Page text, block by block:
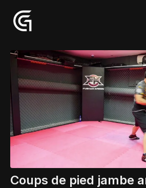
Coups de pied jambe